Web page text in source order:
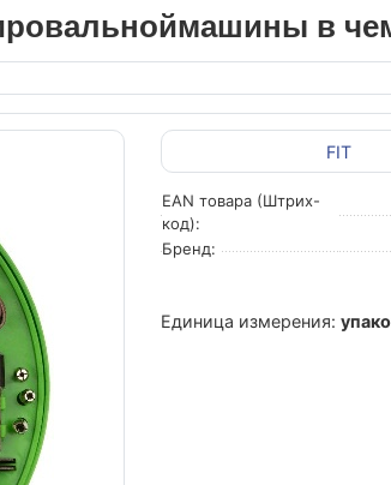
в
FIT
EAN товара (Штрих-
код):
Бренд:
Единица измерения: